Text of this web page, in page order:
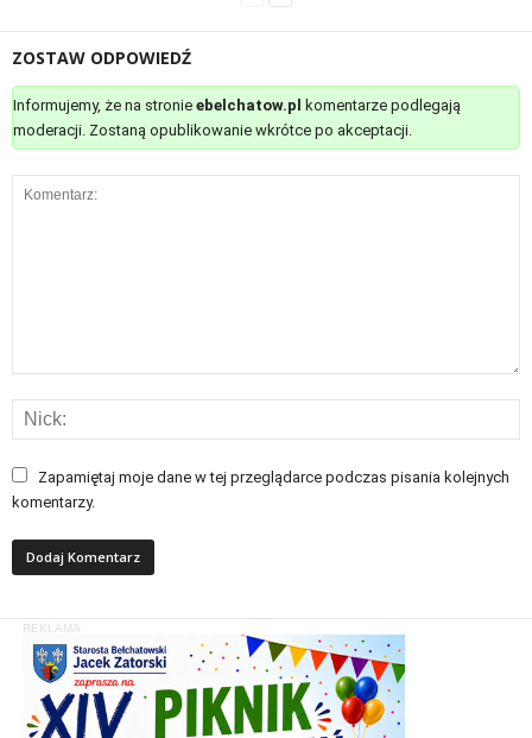
ZOSTAW ODPOWIEDŹ
Informujemy, że na stronie ebelchatow.pl komentarze podlegają
moderacji. Zostaną opublikowanie wkrótce po akceptacji.
Zapamiętaj moje dane w tej przeglądarce podczas pisania kolejnych
komentarzy.
REKLAMA